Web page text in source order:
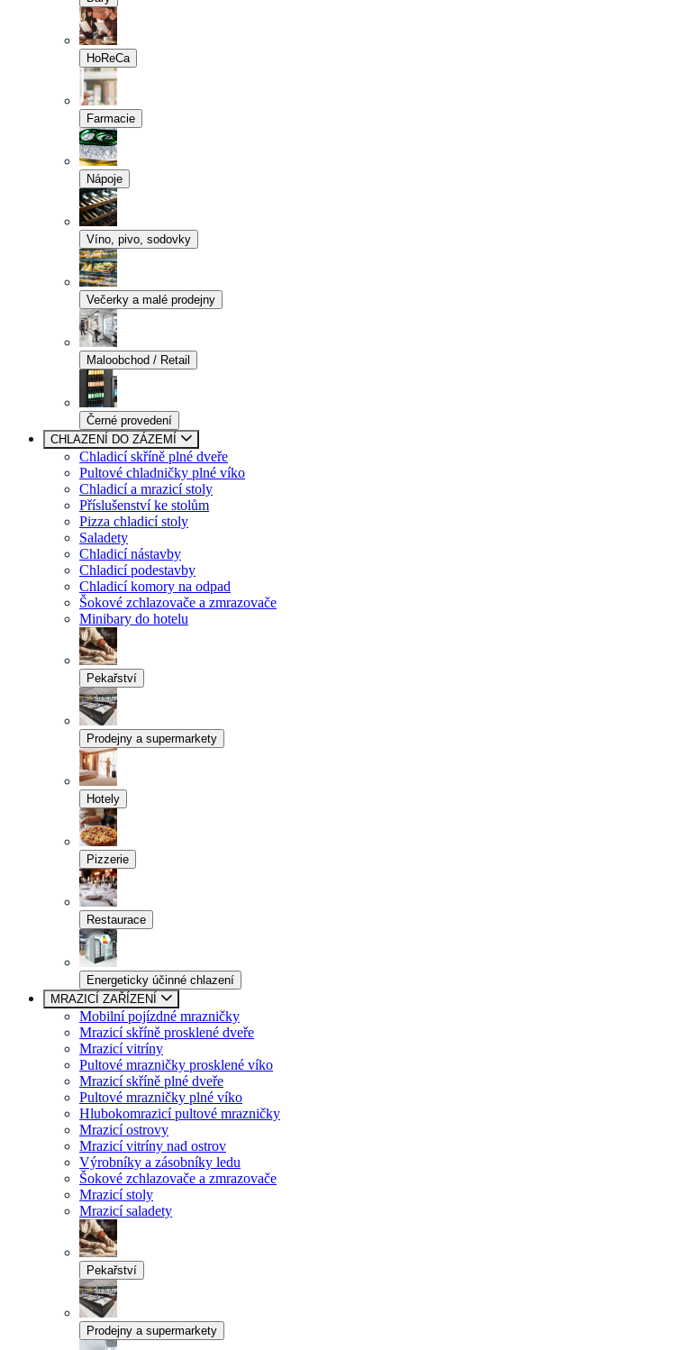
HoReCa
Farmacie
Nápoje
Víno, pivo, sodovky
Večerky a malé prodejny
Maloobchod / Retail
Černé provedení
CHLAZENÍ DO ZÁZEMÍ
Chladicí skříně plné dveře
Pultové chladničky plné víko
Chladicí a mrazicí stoly
Příslušenství ke stolům
Pizza chladicí stoly
Saladety
Chladicí nástavby
Chladicí podestavby
Chladicí komory na odpad
Šokové zchlazovače a zmrazovače
Minibary do hotelu
Pekařství
Prodejny a supermarkety
Hotely
Pizzerie
Restaurace
Energeticky účinné chlazení
MRAZICÍ ZAŘÍZENÍ
Mobilní pojízdné mrazničky
Mrazicí skříně prosklené dveře
Mrazicí vitríny
Pultové mrazničky prosklené víko
Mrazicí skříně plné dveře
Pultové mrazničky plné víko
Hlubokomrazicí pultové mrazničky
Mrazicí ostrovy
Mrazicí vitríny nad ostrov
Výrobníky a zásobníky ledu
Šokové zchlazovače a zmrazovače
Mrazicí stoly
Mrazicí saladety
Pekařství
Prodejny a supermarkety